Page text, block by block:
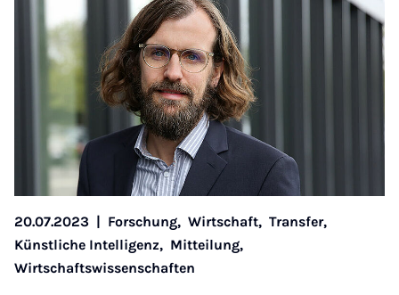
20.07.2023 | Forschung, Wirtschaft, Transfer,
Künstliche Intelligenz, Mitteilung,
Wirtschaftswissenschaften